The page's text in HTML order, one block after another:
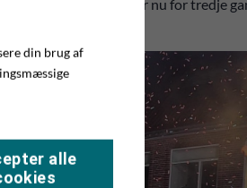
da go’e gamle Kato, der nu for tredje
din brug af
alle